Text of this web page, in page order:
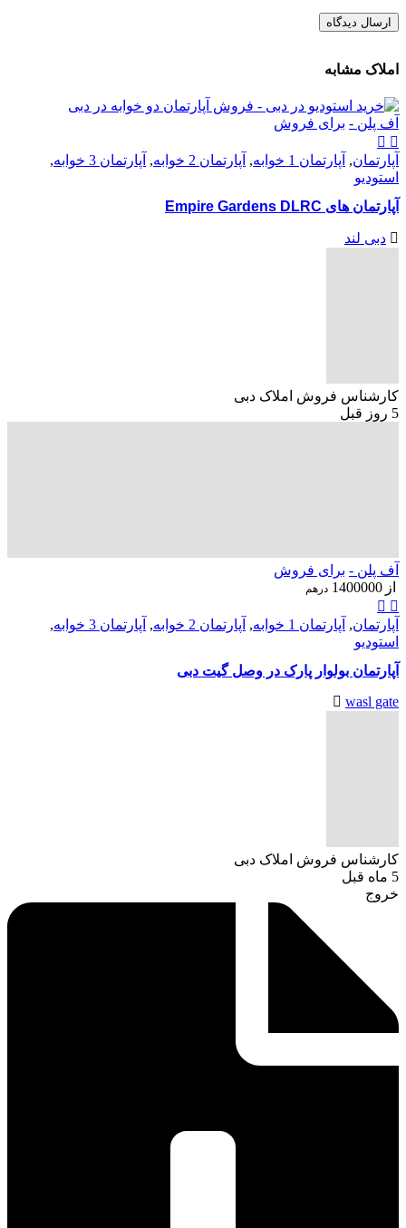
املاک مشابه
آف پلن - برای فروش
آپارتمان, آپارتمان 1 خوابه , آپارتمان 2 خوابه , آپارتمان 3 خوابه
,
استودیو
آپارتمان های Empire Gardens DLRC
دبی لند
کارشناس فروش املاک دبی
5 روز قبل
آف پلن - برای فروش
از 1400000 درهم
آپارتمان, آپارتمان 1 خوابه , آپارتمان 2 خوابه , آپارتمان 3 خوابه
,
استودیو
آپارتمان بولوار پارک در وصل گیت دبی
wasl gate
کارشناس فروش املاک دبی
5 ماه قبل
خروج